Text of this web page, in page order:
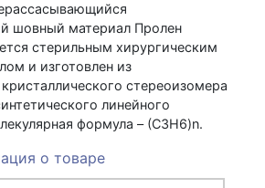
шовный материал Пролен
стерильным хирургическим
и изготовлен из
стереоизомера
линейного
формула – (С3H6)n.
о товаре